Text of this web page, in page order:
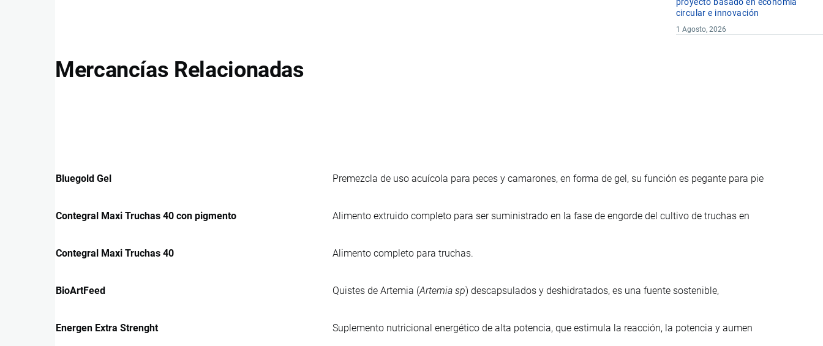
proyecto basado en economía
circular e innovación
1 Agosto, 2026
Mercancías Relacionadas
Bluegold Gel Premezcla de uso acuícola para peces y camarones, en forma de gel, su función es pegante para pie
Contegral Maxi Truchas 40 con pigmento Alimento extruido completo para ser suministrado en la fase de engorde del cultivo de truchas en
Contegral Maxi Truchas 40 Alimento completo para truchas.
BioArtFeed Quistes de Artemia (Artemia sp) descapsulados y deshidratados, es una fuente sostenible,
Energen Extra Strenght Suplemento nutricional energético de alta potencia, que estimula la reacción, la potencia y aumen